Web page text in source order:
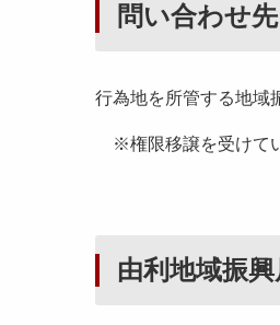
問い合わせ先
行為地を所管する地域
※権限移譲を受けて
由利地域振